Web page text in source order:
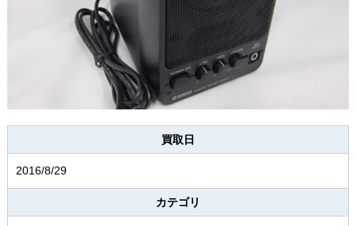
買取日
2016/8/29
カテゴリ